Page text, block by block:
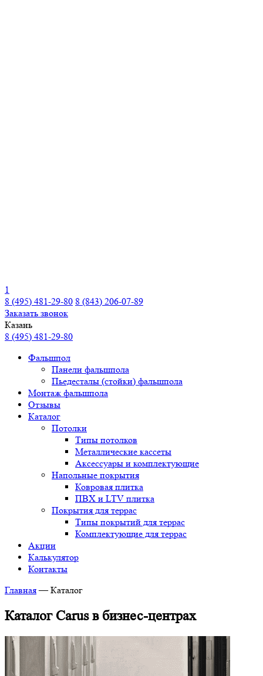
1
8 (495) 481-29-80 8 (843) 206-07-89
Заказать звонок
Казань
8 (495) 481-29-80
Фальшпол
Панели фальшпола
Пьедесталы (стойки) фальшпола
Монтаж фальшпола
Отзывы
Каталог
Потолки
Типы потолков
Металлические кассеты
Аксессуары и комплектующие
Напольные покрытия
Ковровая плитка
ПВХ и LTV плитка
Покрытия для террас
Типы покрытий для террас
Комплектующие для террас
Акции
Калькулятор
Контакты
Главная — Каталог
Каталог Carus в бизнес-центрах